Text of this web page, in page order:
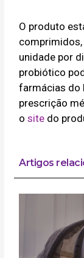
O produto
unidade por
probiótico
farmácias do
prescrição
osite do
Artigos